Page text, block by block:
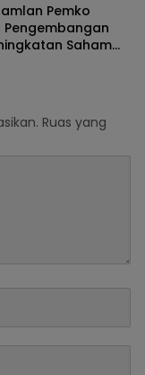
Pemko
Pengembangan
Saham
Ruas yang